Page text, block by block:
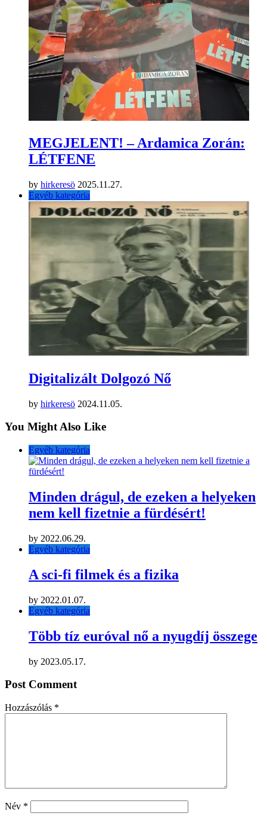
MEGJELENT! – Ardamica Zorán:
LÉTFENE
by hirkeresö 2025.11.27.
Egyéb kategória
Digitalizált Dolgozó Nő
by hirkeresö 2024.11.05.
You Might Also Like
Egyéb kategória
Minden drágul, de ezeken a helyeken
nem kell fizetnie a fürdésért!
by 2022.06.29.
Egyéb kategória
A sci-fi filmek és a fizika
by 2022.01.07.
Egyéb kategória
Több tíz euróval nő a nyugdíj összege
by 2023.05.17.
Post Comment
Hozzászólás *
Név *